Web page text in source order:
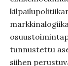
tunnustettu
siihen